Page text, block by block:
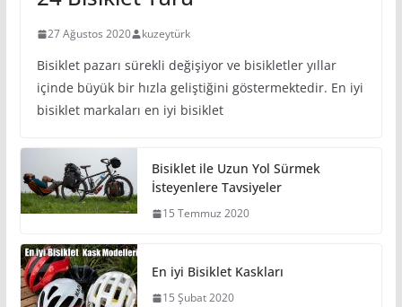
27 Ağustos 2020 kuzeytürk
Bisiklet pazarı sürekli değişiyor ve bisikletler yıllar
içinde büyük bir hızla geliştiğini göstermektedir. En iyi
bisiklet markaları en iyi bisiklet
Bisiklet ile Uzun Yol Sürmek
İsteyenlere Tavsiyeler
15 Temmuz 2020
En iyi Bisiklet Kaskları
15 Şubat 2020